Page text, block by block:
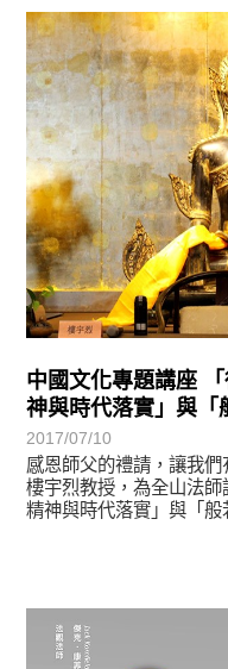
中國文化專題講座
神與時代落實」與「
2017/07/10
感恩師父的禮請，讓我
樓宇烈教授，為全山法
精神與時代落實」與「般